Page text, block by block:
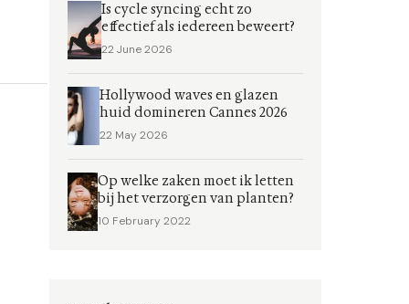
Is cycle syncing echt zo
effectief als iedereen beweert?
22 June 2026
Hollywood waves en glazen
huid domineren Cannes 2026
22 May 2026
Op welke zaken moet ik letten
bij het verzorgen van planten?
10 February 2022